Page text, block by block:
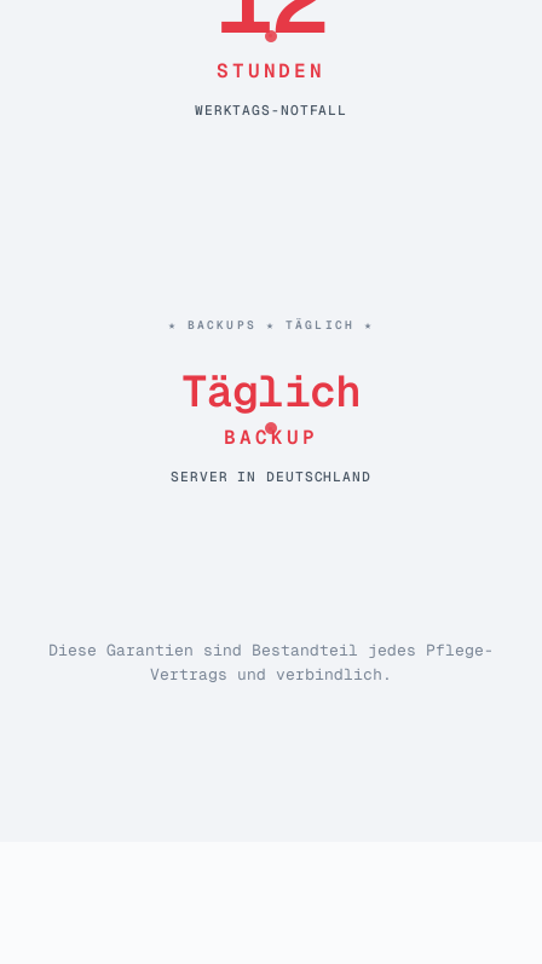
STUNDEN
WERKTAGS-NOTFALL
★ BACKUPS ★ TÄGLICH ★
Täglich
BACKUP
SERVER IN DEUTSCHLAND
Diese Garantien sind Bestandteil jedes Pflege-
Vertrags und verbindlich.